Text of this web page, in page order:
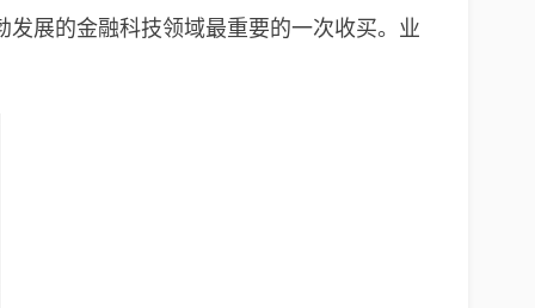
展的金融科技领域最重要的一次收买。业